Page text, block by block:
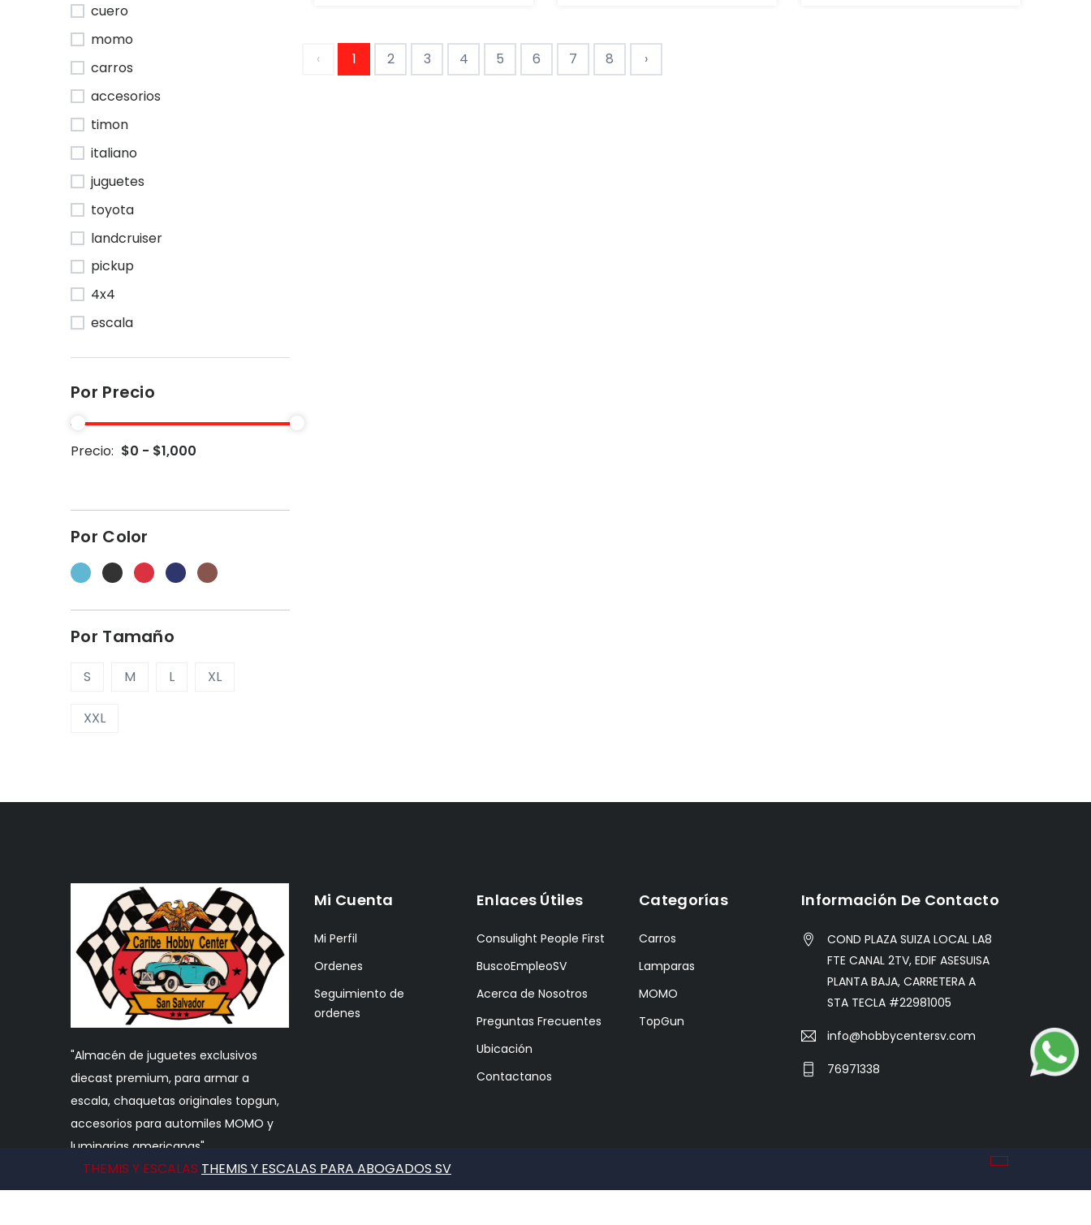
‹ 1 2 3 4 5 6 7 8 ›
cuero
momo
carros
accesorios
timon
italiano
juguetes
toyota
landcruiser
pickup
4x4
escala
Por Precio
Precio: $0 - $1,000
Por Color
Por Tamaño
S M L XL
XXL
"Almacén de juguetes exclusivos
diecast premium, para armar a
escala, chaquetas originales topgun,
accesorios para automiles MOMO y
luminarias americanas"
Mi Cuenta
Mi Perfil
Ordenes
Seguimiento de
ordenes
Enlaces Útiles
Consulight People First
BuscoEmpleoSV
Acerca de Nosotros
Preguntas Frecuentes
Ubicación
Contactanos
Categorías
Carros
Lamparas
MOMO
TopGun
Información De Contacto
COND PLAZA SUIZA LOCAL LA8
FTE CANAL 2TV, EDIF ASESUISA
PLANTA BAJA, CARRETERA A
STA TECLA #22981005
info@hobbycentersv.com
76971338
THEMIS Y ESCALAS THEMIS Y ESCALAS PARA ABOGADOS SV